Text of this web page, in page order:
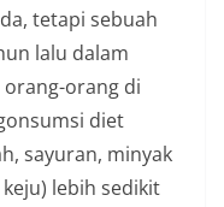
tetapi sebuah
lalu dalam
orang di
diet
sayuran, minyak
lebih sedikit